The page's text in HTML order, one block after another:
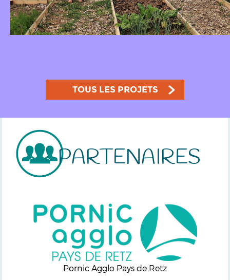
TOUS LES PROJETS
PARTENAIRES
Pornic Agglo Pays de Retz